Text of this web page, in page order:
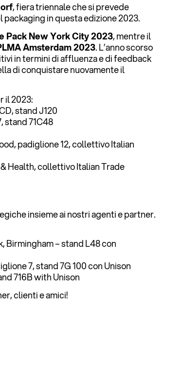
, fiera triennale che si prevede
in questa edizione 2023.
Pack New York City 2023, mentre il
Amsterdam 2023. L’anno scorso
in termini di affluenza e di feedback
di conquistare nuovamente il
il 2023:
stand J120
stand 71C48
padiglione 12, collettivo Italian
Health, collettivo Italian Trade
insieme ai nostri agenti e partner.
Birmingham – stand L48 con
7, stand 7G 100 con Unison
716B with Unison
clienti e amici!